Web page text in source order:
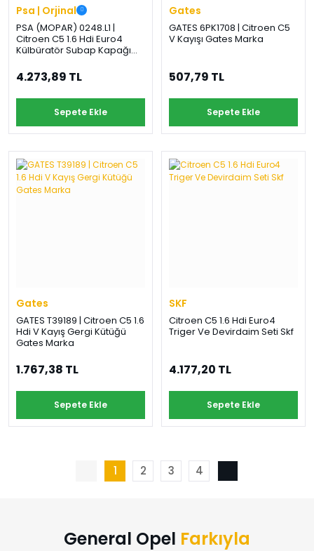
Psa | Orjinal
PSA (MOPAR) 0248.L1 |
Citroen C5 1.6 Hdi Euro4
Külbüratör Subap Kapağı
4.273,89 TL
Sepete Ekle
Gates
GATES 6PK1708 | Citroen C5
V Kayışı Gates Marka
507,79 TL
Sepete Ekle
Gates
GATES T39189 | Citroen C5 1.6
Hdi V Kayış Gergi Kütüğü
Gates Marka
1.767,38 TL
Sepete Ekle
SKF
Citroen C5 1.6 Hdi Euro4
Triger Ve Devirdaim Seti Skf
4.177,20 TL
Sepete Ekle
1 2 3 4
General Opel Farkıyla